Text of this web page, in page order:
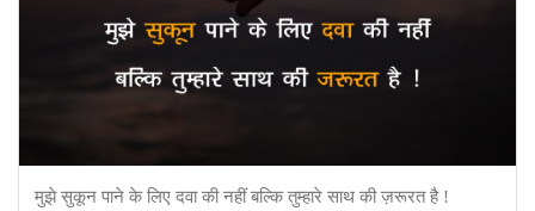
मुझे सुकून पाने के लिए दवा की नहीं बल्कि तुम्हारे साथ की ज़रूरत है !